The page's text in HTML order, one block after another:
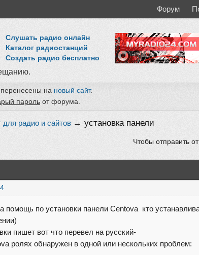
Форум
Слушать радио онлайн
Каталог радиостанций
Создать радио бесплатно
на новый сайт.
пароль от форума.
для радио и сайтов → установка панели
Чтобы отправить
помощь по установки панели Centova кто
пишет вот что перевел на русский-
ролях обнаружен в одной или нескольких проблем: